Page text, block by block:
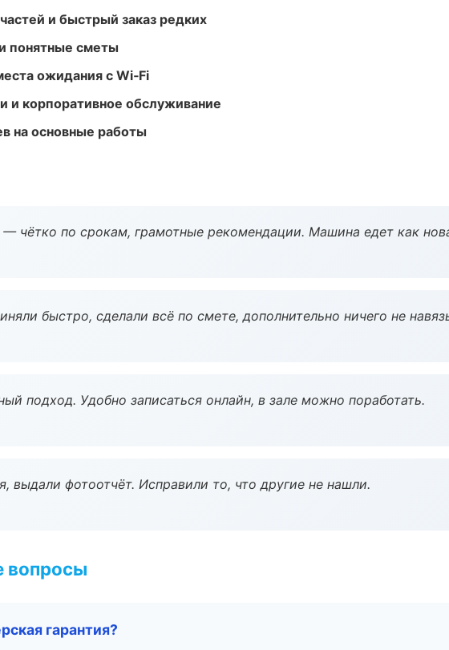
и быстрый заказ редких
понятные сметы
ожидания с Wi‑Fi
и корпоративное обслуживание
на основные работы
чётко по срокам, грамотные рекомендации. Машина едет как
быстро, сделали всё по смете, дополнительно ничего не
подход. Удобно записаться онлайн, в зале можно поработать.
выдали фотоотчёт. Исправили то, что другие не нашли.
вопросы
гарантия?